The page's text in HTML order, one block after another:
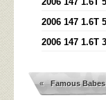
2006 147 1.6T
2006 147 1.6T
« Famous Babes